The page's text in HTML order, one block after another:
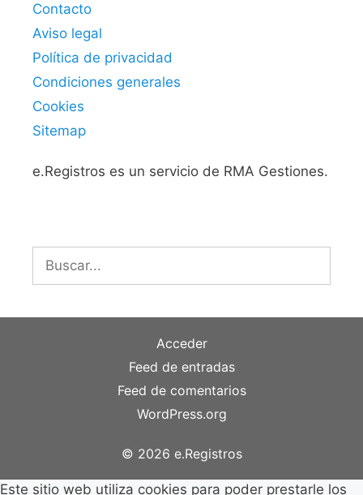
Contacto
Aviso legal
Política de privacidad
Condiciones generales
Cookies
Sitemap
e.Registros es un servicio de RMA Gestiones.
Buscar:
Acceder
Feed de entradas
Feed de comentarios
WordPress.org
© 2026 e.Registros
Este sitio web utiliza cookies para poder prestarle los